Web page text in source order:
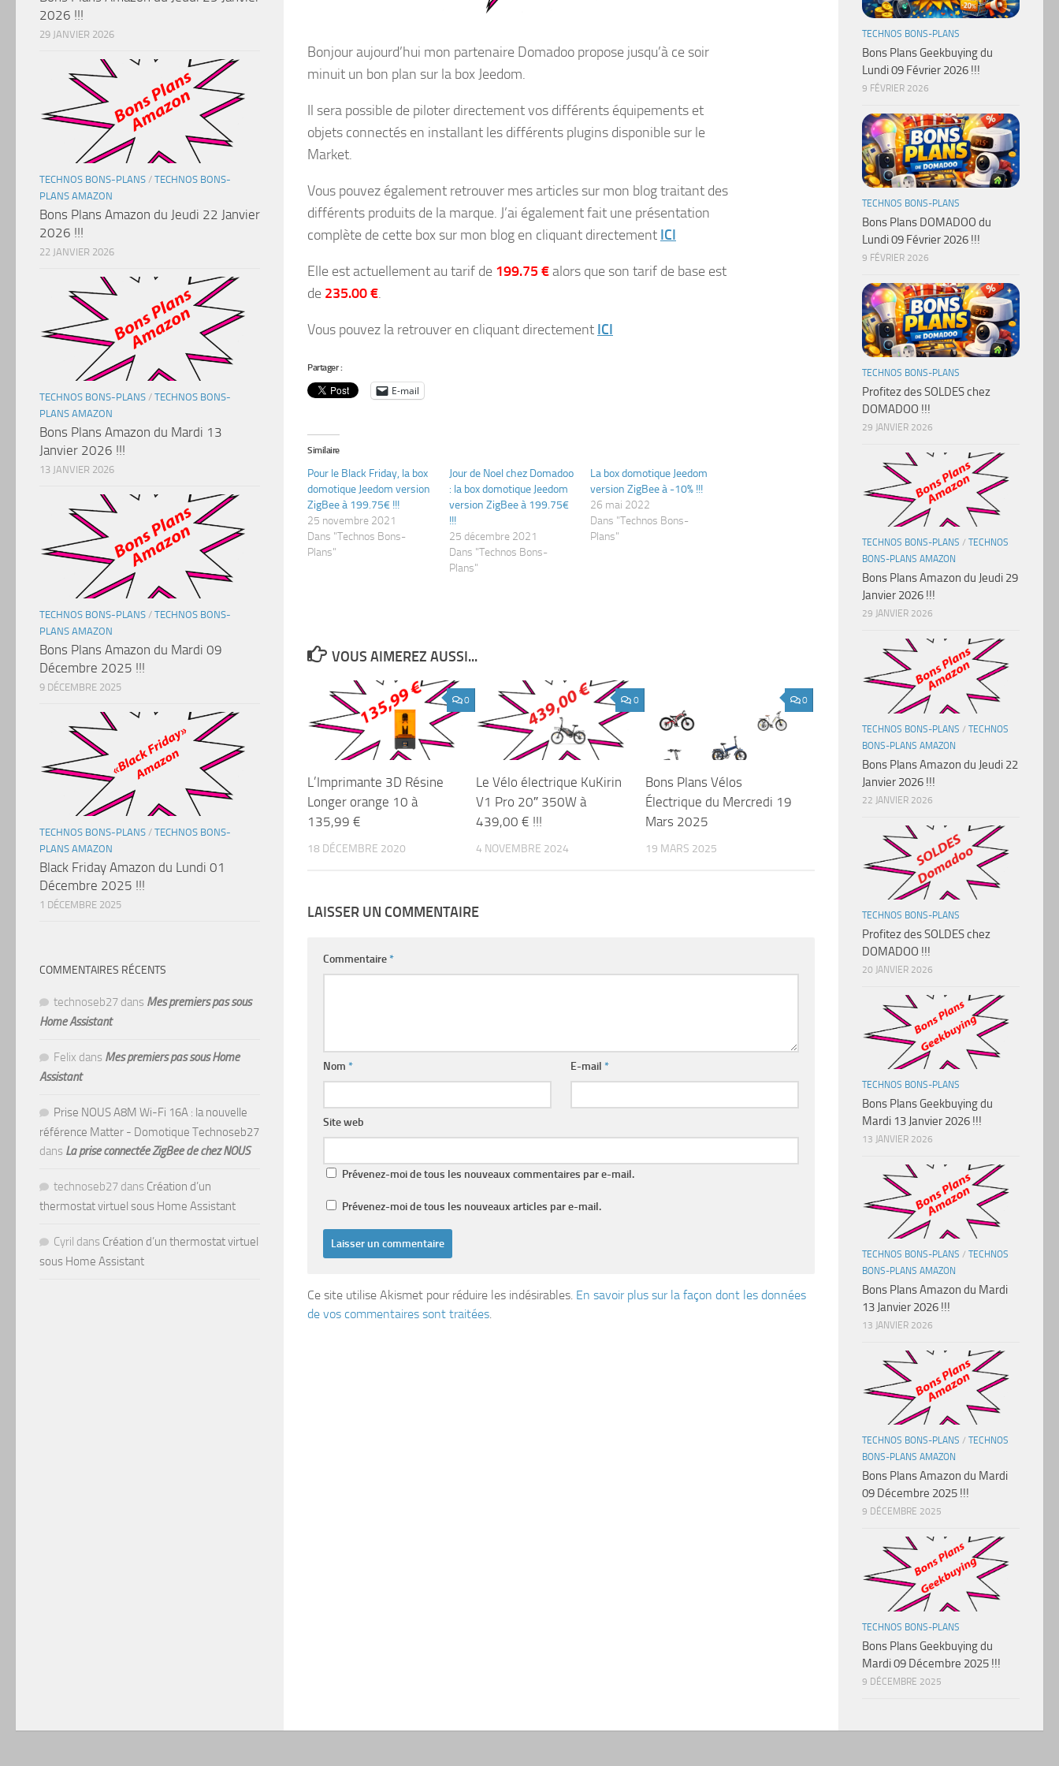
Bonjour aujourd’hui mon partenaire Domadoo propose jusqu’à ce soir
minuit un bon plan sur la box Jeedom.
Il sera possible de piloter directement vos différents équipements et
objets connectés en installant les différents plugins disponible sur le
Market.
Vous pouvez également retrouver mes articles sur mon blog traitant des
différents produits de la marque. J’ai également fait une présentation
complète de cette box sur mon blog en cliquant directement ICI
Elle est actuellement au tarif de 199.75 €alors que son tarif de base est
de 235.00 €.
Vous pouvez la retrouver en cliquant directement ICI
Partager :
E-mail
Similaire
Pour le Black Friday, la box
domotique Jeedom version
ZigBee à 199.75€ !!!
25 novembre 2021
Dans "Technos Bons-
Plans"
Jour de Noel chez Domadoo
: la box domotique Jeedom
version ZigBee à 199.75€
!!!
25 décembre 2021
Dans "Technos Bons-
Plans"
La box domotique Jeedom
version ZigBee à -10% !!!
26 mai 2022
Dans "Technos Bons-
Plans"
VOUS AIMEREZ AUSSI...
0
L’Imprimante 3D Résine
Longer orange 10 à
135,99 €
18 DÉCEMBRE 2020
0
Le Vélo électrique KuKirin
V1 Pro 20″ 350W à
439,00 € !!!
4 NOVEMBRE 2024
0
Bons Plans Vélos
Électrique du Mercredi 19
Mars 2025
19 MARS 2025
LAISSER UN COMMENTAIRE
Commentaire*
Nom * E-mail*
Site web
Prévenez-moi de tous les nouveaux commentaires par e-mail.
Prévenez-moi de tous les nouveaux articles par e-mail.
Ce site utilise Akismet pour réduire les indésirables. En savoir plus sur la façon dont les données
de vos commentaires sont traitées
2026 !!!
29 JANVIER 2026
TECHNOS BONS-PLANS / TECHNOS BONS-
PLANS AMAZON
Bons Plans Amazon du Jeudi 22 Janvier
2026 !!!
22 JANVIER 2026
TECHNOS BONS-PLANS / TECHNOS BONS-
PLANS AMAZON
Bons Plans Amazon du Mardi 13
Janvier 2026 !!!
13 JANVIER 2026
TECHNOS BONS-PLANS / TECHNOS BONS-
PLANS AMAZON
Bons Plans Amazon du Mardi 09
Décembre 2025 !!!
9 DÉCEMBRE 2025
TECHNOS BONS-PLANS / TECHNOS BONS-
PLANS AMAZON
Black Friday Amazon du Lundi 01
Décembre 2025 !!!
1 DÉCEMBRE 2025
COMMENTAIRES RÉCENTS
technoseb27 dans Mes premiers pas sous
Home Assistant
Felix dans Mes premiers pas sous Home
Assistant
Prise NOUS A8M Wi-Fi 16A : la nouvelle
référence Matter - Domotique Technoseb27
dans La prise connectée ZigBee de chez NOUS
technoseb27 dans Création d’un
thermostat virtuel sous Home Assistant
Cyril dans Création d’un thermostat virtuel
sous Home Assistant
TECHNOS BONS-PLANS
Bons Plans Geekbuying du
Lundi 09 Février 2026 !!!
9 FÉVRIER 2026
TECHNOS BONS-PLANS
Bons Plans DOMADOO du
Lundi 09 Février 2026 !!!
9 FÉVRIER 2026
TECHNOS BONS-PLANS
Profitez des SOLDES chez
DOMADOO !!!
29 JANVIER 2026
TECHNOS BONS-PLANS / TECHNOS
BONS-PLANS AMAZON
Bons Plans Amazon du Jeudi 29
Janvier 2026 !!!
29 JANVIER 2026
TECHNOS BONS-PLANS / TECHNOS
BONS-PLANS AMAZON
Bons Plans Amazon du Jeudi 22
Janvier 2026 !!!
22 JANVIER 2026
TECHNOS BONS-PLANS
Profitez des SOLDES chez
DOMADOO !!!
20 JANVIER 2026
TECHNOS BONS-PLANS
Bons Plans Geekbuying du
Mardi 13 Janvier 2026 !!!
13 JANVIER 2026
TECHNOS BONS-PLANS / TECHNOS
BONS-PLANS AMAZON
Bons Plans Amazon du Mardi
13 Janvier 2026 !!!
13 JANVIER 2026
TECHNOS BONS-PLANS / TECHNOS
BONS-PLANS AMAZON
Bons Plans Amazon du Mardi
09 Décembre 2025 !!!
9 DÉCEMBRE 2025
TECHNOS BONS-PLANS
Bons Plans Geekbuying du
Mardi 09 Décembre 2025 !!!
9 DÉCEMBRE 2025